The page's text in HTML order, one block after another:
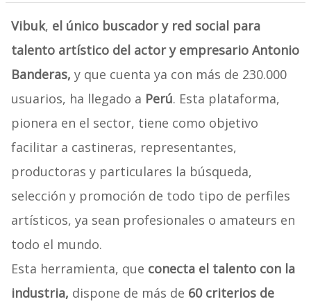
Vibuk, el único buscador y red social para
talento artístico del actor y empresario Antonio
Banderas, y que cuenta ya con más de 230.000
usuarios, ha llegado a Perú. Esta plataforma,
pionera en el sector, tiene como objetivo
facilitar a castineras, representantes,
productoras y particulares la búsqueda,
selección y promoción de todo tipo de perfiles
artísticos, ya sean profesionales o amateurs en
todo el mundo.
Esta herramienta, que conecta el talento con la
industria, dispone de más de 60 criterios de